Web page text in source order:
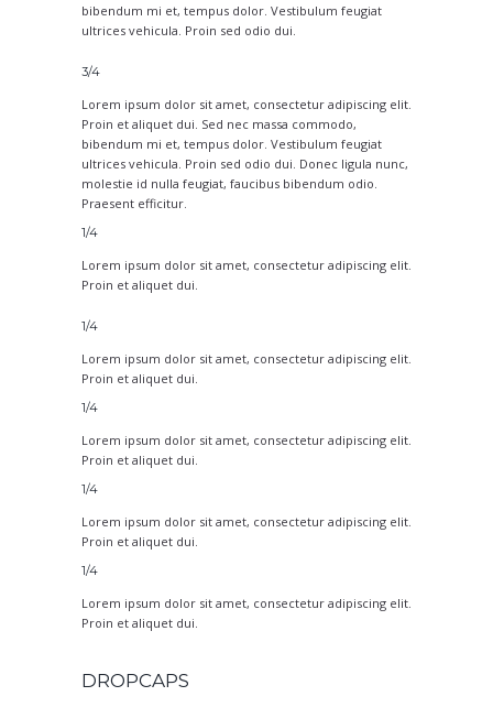
bibendum mi et, tempus dolor. Vestibulum feugiat
ultrices vehicula. Proin sed odio dui.
3/4
Lorem ipsum dolor sit amet, consectetur adipiscing elit.
Proin et aliquet dui. Sed nec massa commodo,
bibendum mi et, tempus dolor. Vestibulum feugiat
ultrices vehicula. Proin sed odio dui. Donec ligula nunc,
molestie id nulla feugiat, faucibus bibendum odio.
Praesent efficitur.
1/4
Lorem ipsum dolor sit amet, consectetur adipiscing elit.
Proin et aliquet dui.
1/4
Lorem ipsum dolor sit amet, consectetur adipiscing elit.
Proin et aliquet dui.
1/4
Lorem ipsum dolor sit amet, consectetur adipiscing elit.
Proin et aliquet dui.
1/4
Lorem ipsum dolor sit amet, consectetur adipiscing elit.
Proin et aliquet dui.
1/4
Lorem ipsum dolor sit amet, consectetur adipiscing elit.
Proin et aliquet dui.
DROPCAPS